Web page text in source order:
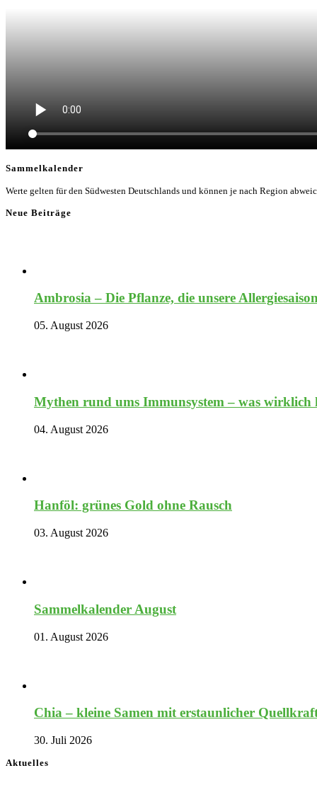
Sammelkalender
Werte gelten für den Südwesten Deutschlands und können je nach Region
Neue Beiträge
Ambrosia – Die Pflanze, die unsere
05. August 2026
Mythen rund ums Immunsystem – was
04. August 2026
Hanföl: grünes Gold ohne Rausch
03. August 2026
Sammelkalender August
01. August 2026
Chia – kleine Samen mit erstaunlicher
30. Juli 2026
Aktuelles